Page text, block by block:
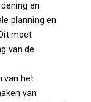
en
planning en
moet
van de
van het
van